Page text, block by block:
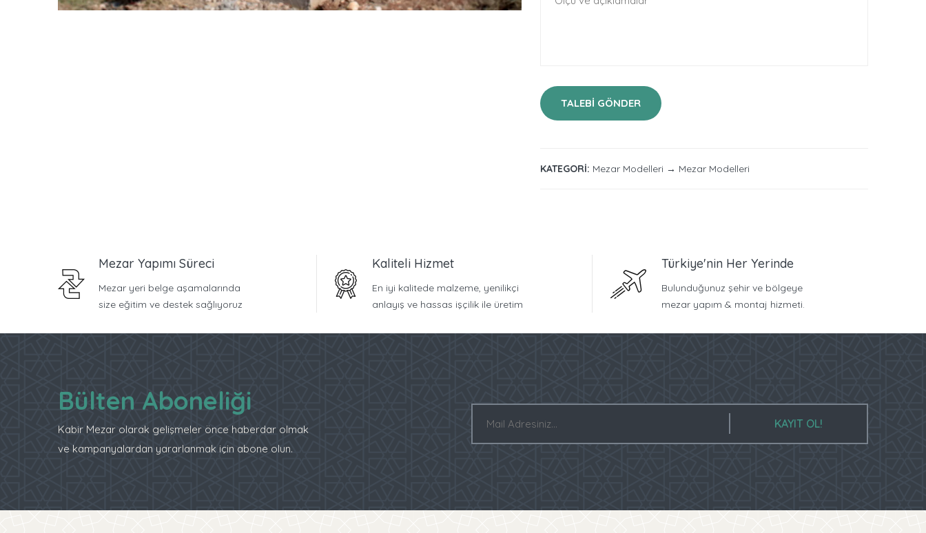
TALEBI GÖNDER
KATEGORI: Mezar Modelleri → Mezar Modelleri
Mezar Yapımı Süreci
Mezar yeri belge aşamalarında
size eğitim ve destek sağlıyoruz
Kaliteli Hizmet
En iyi kalitede malzeme, yenilikçi
anlayış ve hassas işçilik ile üretim
Türkiye'nin Her Yerinde
Bulunduğunuz şehir ve bölgeye
mezar yapım & montaj hizmeti.
Bülten Aboneliği
Kabir Mezar olarak gelişmeler önce haberdar olmak
ve kampanyalardan yararlanmak için abone olun.
KAYIT OL!